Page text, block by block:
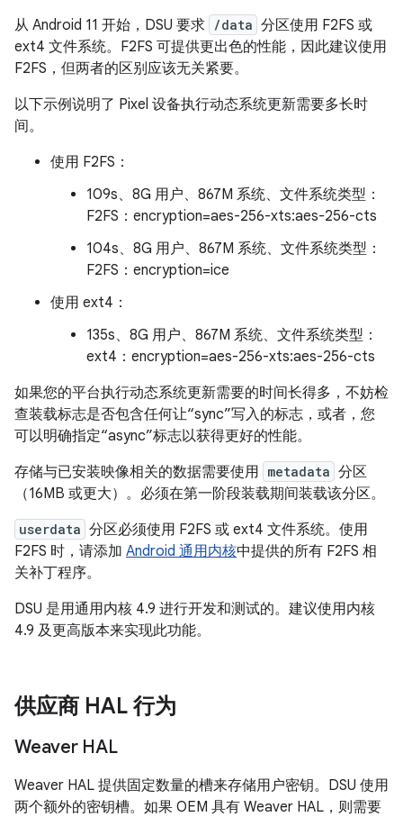
从 Android 11 开始，DSU 要求 /data 分区使用 F2FS 或
ext4 文件系统。F2FS 可提供更出色的性能，因此建议使用
F2FS，但两者的区别应该无关紧要。
以下示例说明了 Pixel 设备执行动态系统更新需要多长时
间。
使用 F2FS：
109s、8G 用户、867M 系统、文件系统类型：
F2FS：encryption=aes-256-xts:aes-256-cts
104s、8G 用户、867M 系统、文件系统类型：
F2FS：encryption=ice
使用 ext4：
135s、8G 用户、867M 系统、文件系统类型：
ext4：encryption=aes-256-xts:aes-256-cts
如果您的平台执行动态系统更新需要的时间长得多，不妨检
查装载标志是否包含任何让“sync”写入的标志，或者，您
可以明确指定“async”标志以获得更好的性能。
存储与已安装映像相关的数据需要使用 metadata 分区
（16MB 或更大）。必须在第一阶段装载期间装载该分区。
userdata 分区必须使用 F2FS 或 ext4 文件系统。使用
F2FS 时，请添加 Android 通用内核中提供的所有 F2FS 相
关补丁程序。
DSU 是用通用内核 4.9 进行开发和测试的。建议使用内核
4.9 及更高版本来实现此功能。
供应商 HAL 行为
Weaver HAL
Weaver HAL 提供固定数量的槽来存储用户密钥。DSU 使用
两个额外的密钥槽。如果 OEM 具有 Weaver HAL，则需要